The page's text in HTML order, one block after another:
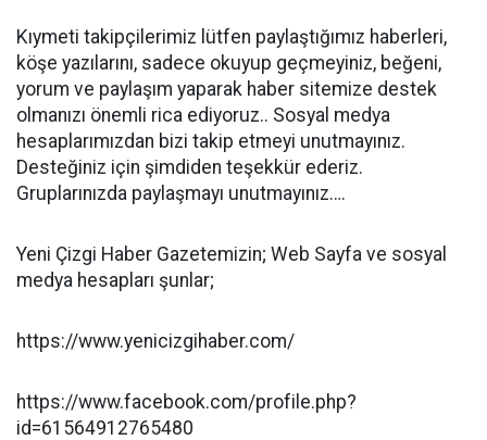
Kıymeti takipçilerimiz lütfen paylaştığımız haberleri,
köşe yazılarını, sadece okuyup geçmeyiniz, beğeni,
yorum ve paylaşım yaparak haber sitemize destek
olmanızı önemli rica ediyoruz.. Sosyal medya
hesaplarımızdan bizi takip etmeyi unutmayınız.
Desteğiniz için şimdiden teşekkür ederiz.
Gruplarınızda paylaşmayı unutmayınız….
Yeni Çizgi Haber Gazetemizin; Web Sayfa ve sosyal
medya hesapları şunlar;
https://www.yenicizgihaber.com/
https://www.facebook.com/profile.php?
id=61564912765480